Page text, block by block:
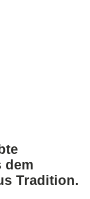
dem
Tradition.